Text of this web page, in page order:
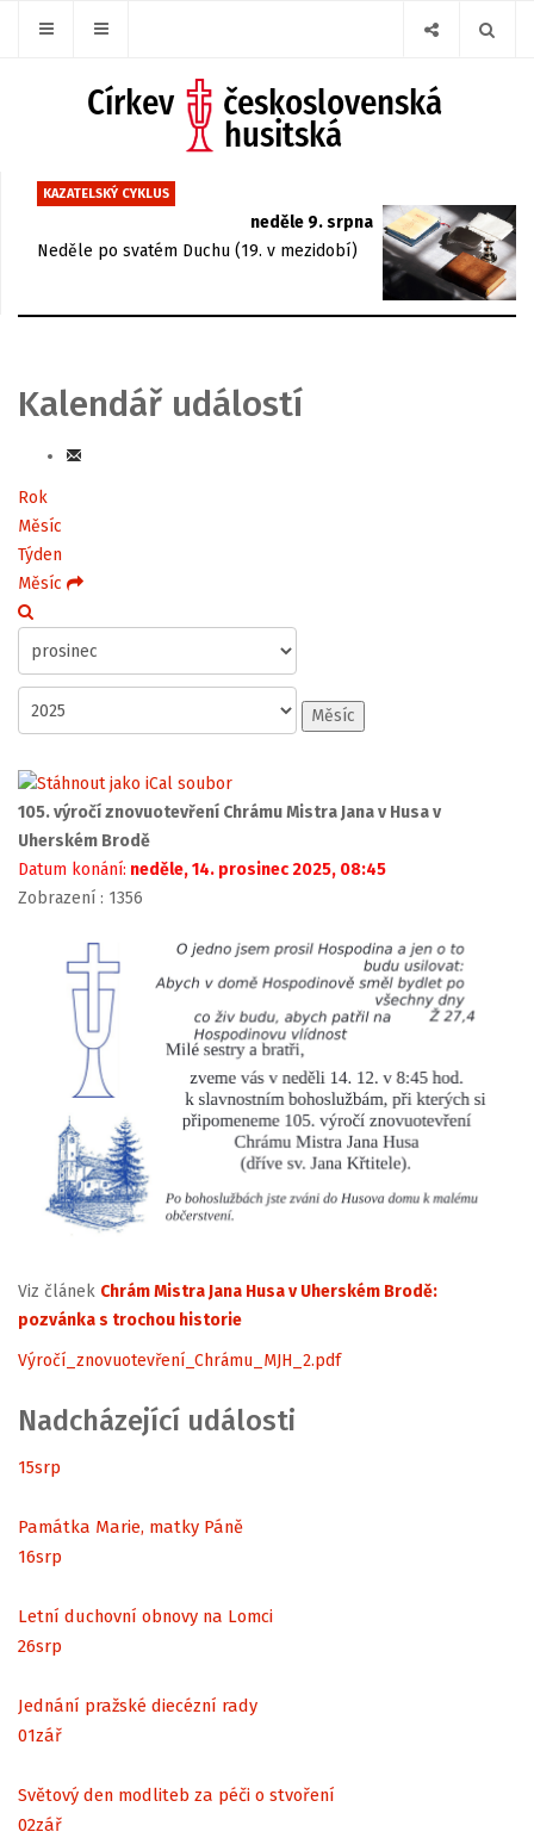
KAZATELSKÝ CYKLUS
neděle 9. srpna
Neděle po svatém Duchu (19. v mezidobí)
Kalendář událostí
Rok
Měsíc
Týden
Měsíc
Měsíc
105. výročí znovuotevření Chrámu Mistra Jana v Husa v
Uherském Brodě
Datum konání: neděle, 14. prosinec 2025, 08:45
Zobrazení : 1356
Viz článek Chrám Mistra Jana Husa v Uherském Brodě:
pozvánka s trochou historie
Výročí_znovuotevření_Chrámu_MJH_2.pdf
Nadcházející události
15srp
Památka Marie, matky Páně
16srp
Letní duchovní obnovy na Lomci
26srp
Jednání pražské diecézní rady
01zář
Světový den modliteb za péči o stvoření
02zář